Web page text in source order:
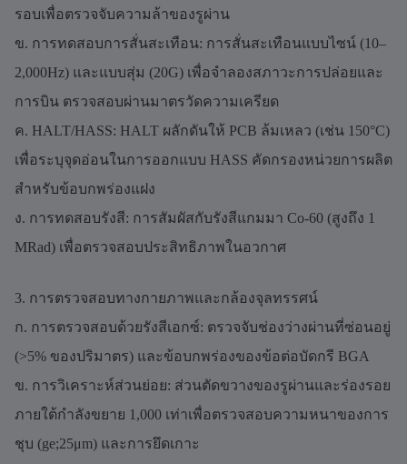
รอบเพื่อตรวจจับความล้าของรูผ่าน
ข. การทดสอบการสั่นสะเทือน: การสั่นสะเทือนแบบไซน์ (10–
2,000Hz) และแบบสุ่ม (20G) เพื่อจำลองสภาวะการปล่อยและ
การบิน ตรวจสอบผ่านมาตรวัดความเครียด
ค. HALT/HASS: HALT ผลักดันให้ PCB ล้มเหลว (เช่น 150°C)
เพื่อระบุจุดอ่อนในการออกแบบ HASS คัดกรองหน่วยการผลิต
สำหรับข้อบกพร่องแฝง
ง. การทดสอบรังสี: การสัมผัสกับรังสีแกมมา Co-60 (สูงถึง 1
MRad) เพื่อตรวจสอบประสิทธิภาพในอวกาศ
3. การตรวจสอบทางกายภาพและกล้องจุลทรรศน์
ก. การตรวจสอบด้วยรังสีเอกซ์: ตรวจจับช่องว่างผ่านที่ซ่อนอยู่
(>5% ของปริมาตร) และข้อบกพร่องของข้อต่อบัดกรี BGA
ข. การวิเคราะห์ส่วนย่อย: ส่วนตัดขวางของรูผ่านและร่องรอย
ภายใต้กำลังขยาย 1,000 เท่าเพื่อตรวจสอบความหนาของการ
ชุบ (ge;25μm) และการยึดเกาะ